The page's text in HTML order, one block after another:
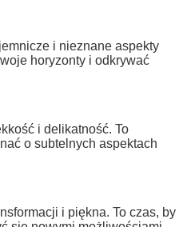
i nieznane aspekty
horyzonty i odkrywać
i delikatność. To
o subtelnych aspektach
i piękna. To czas, by